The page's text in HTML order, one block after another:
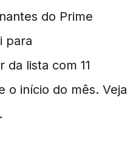
do Prime
para
da lista com 11
o início do mês. Veja